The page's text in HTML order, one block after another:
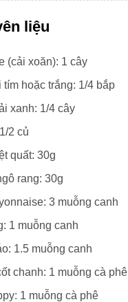
liệu
(cải xoăn): 1 cây
tím hoặc trắng: 1/4 bắp
xanh: 1/4 cây
2 củ
quất: 30g
rang: 30g
3 muỗng canh
1 muỗng canh
1.5 muỗng canh
chanh: 1 muỗng cà phê
1 muỗng cà phê